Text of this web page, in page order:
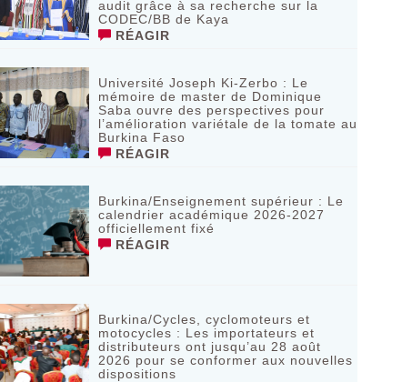
audit grâce à sa recherche sur la
CODEC/BB de Kaya
RÉAGIR
Université Joseph Ki-Zerbo : Le
mémoire de master de Dominique
Saba ouvre des perspectives pour
l’amélioration variétale de la tomate au
Burkina Faso
RÉAGIR
Burkina/Enseignement supérieur : Le
calendrier académique 2026-2027
officiellement fixé
RÉAGIR
Burkina/Cycles, cyclomoteurs et
motocycles : Les importateurs et
distributeurs ont jusqu’au 28 août
2026 pour se conformer aux nouvelles
dispositions